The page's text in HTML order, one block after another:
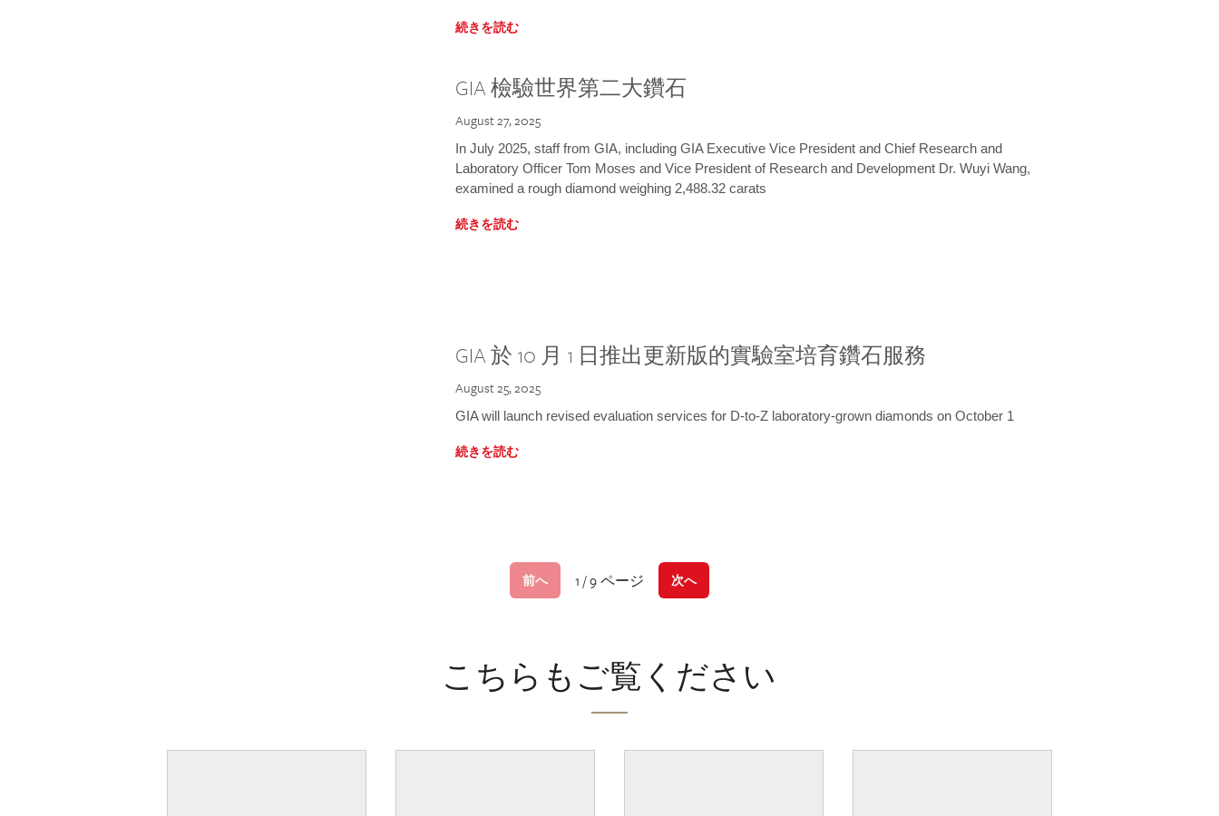
続きを読む
GIA 檢驗世界第二大鑽石
August 27, 2025
In July 2025, staff from GIA, including GIA Executive Vice President and Chief Research and
Laboratory Officer Tom Moses and Vice President of Research and Development Dr. Wuyi Wang,
examined a rough diamond weighing 2,488.32 carats
続きを読む
GIA 於 10 月 1 日推出更新版的實驗室培育鑽石服務
August 25, 2025
GIA will launch revised evaluation services for D-to-Z laboratory-grown diamonds on October 1
続きを読む
前へ 1 / 9 ページ 次へ
こちらもご覧ください